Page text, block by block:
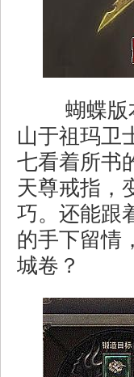
蝴蝶版
山于祖玛卫
七看着所书
天尊戒指，
巧。还能跟
的手下留情
城卷？